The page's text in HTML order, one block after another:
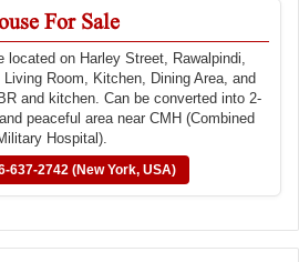
For Sale
located on Harley Street, Rawalpindi,
Room, Kitchen, Dining Area, and
and kitchen. Can be converted into 2-
peaceful area near CMH (Combined
Hospital).
637-2742 (New York, USA)